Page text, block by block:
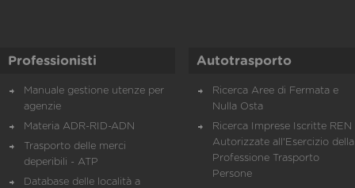
Professionisti
Manuale gestione utenze per
agenzie
Materia ADR-RID-ADN
Trasporto delle merci
deperibili - ATP
Database delle località a
Autotrasporto
Ricerca Aree di Fermata e
Nulla Osta
Ricerca Imprese Iscritte REN
Autorizzate all'Esercizio della
Professione Trasporto
Persone